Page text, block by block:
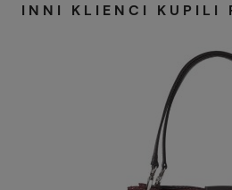
INNI KLIENCI KUPILI